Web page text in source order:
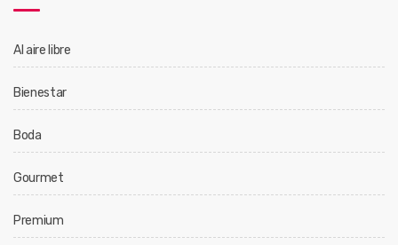
Al aire libre
Bienestar
Boda
Gourmet
Premium